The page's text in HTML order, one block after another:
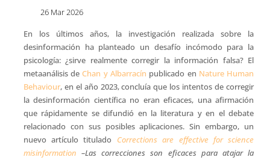
26 Mar 2026
En los últimos años, la investigación realizada sobre la
desinformación ha planteado un desafío incómodo para la
psicología: ¿sirve realmente corregir la información falsa? El
metaanálisis deChan y Albarracín publicado en Nature Human
Behaviour, en el año 2023, concluía que los intentos de corregir
la desinformación científica no eran eficaces, una afirmación
que rápidamente se difundió en la literatura y en el debate
relacionado con sus posibles aplicaciones. Sin embargo, un
nuevo artículo titulado Corrections are effective for science
misinformation –Las correcciones son eficaces para atajar la